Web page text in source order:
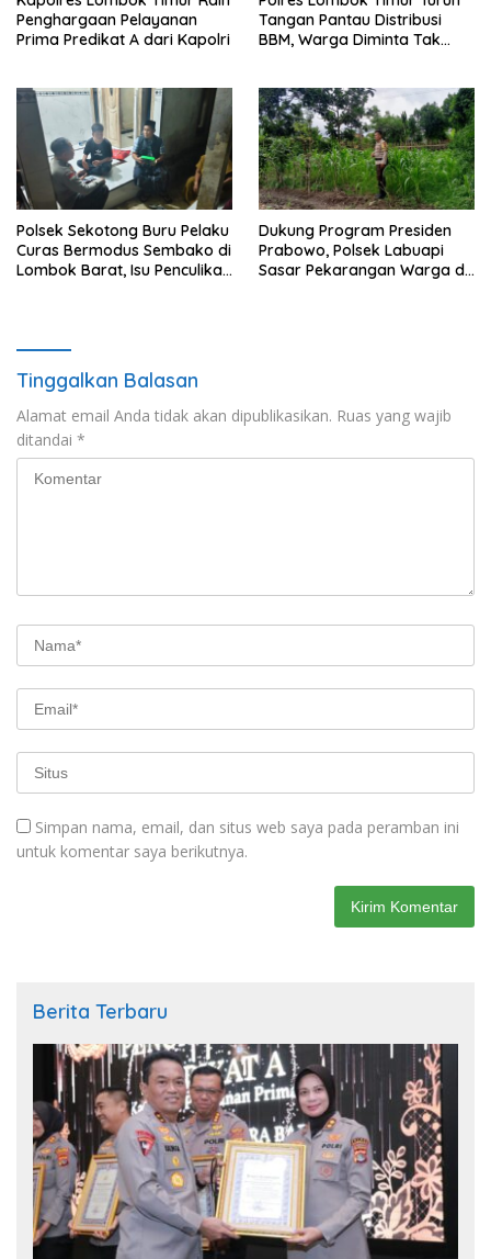
Penghargaan Pelayanan
Prima Predikat A dari Kapolri
Tangan Pantau Distribusi
BBM, Warga Diminta Tak
Polsek Sekotong Buru Pelaku
Curas Bermodus Sembako di
Lombok Barat, Isu Penculikan
Dukung Program Presiden
Prabowo, Polsek Labuapi
Sasar Pekarangan Warga di
Tinggalkan Balasan
Alamat email Anda tidak akan dipublikasikan. Ruas yang wajib
ditandai *
Simpan nama, email, dan situs web saya pada peramban ini
untuk komentar saya berikutnya.
Berita Terbaru